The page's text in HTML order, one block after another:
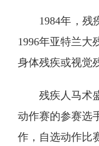
1984年，残
1996年亚特兰大
身体残疾或视觉
残疾人马术
动作赛的参赛选
作，自选动作比